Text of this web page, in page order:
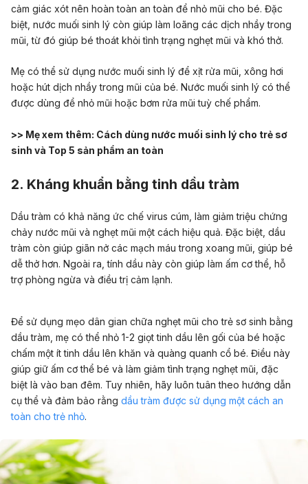
cảm giác xót nên hoàn toàn an toàn để nhỏ mũi cho bé. Đặc
biệt, nước muối sinh lý còn giúp làm loãng các dịch nhầy trong
mũi, từ đó giúp bé thoát khỏi tình trạng nghẹt mũi và khó thở.
Mẹ có thể sử dụng nước muối sinh lý để xịt rửa mũi, xông hơi
hoặc hút dịch nhầy trong mũi của bé. Nước muối sinh lý có thể
được dùng để nhỏ mũi hoặc bơm rửa mũi tuỳ chế phẩm.
>> Mẹ xem thêm: Cách dùng nước muối sinh lý cho trẻ sơ
sinh và Top 5 sản phẩm an toàn
2. Kháng khuẩn bằng tinh dầu tràm
Dầu tràm có khả năng ức chế virus cúm, làm giảm triệu chứng
chảy nước mũi và nghẹt mũi một cách hiệu quả. Đặc biệt, dầu
tràm còn giúp giãn nở các mạch máu trong xoang mũi, giúp bé
dễ thở hơn. Ngoài ra, tính dầu này còn giúp làm ấm cơ thể, hỗ
trợ phòng ngừa và điều trị cảm lạnh.
Để sử dụng mẹo dân gian chữa nghẹt mũi cho trẻ sơ sinh bằng
dầu tràm, mẹ có thể nhỏ 1-2 giọt tinh dầu lên gối của bé hoặc
chấm một ít tinh dầu lên khăn và quàng quanh cổ bé. Điều này
giúp giữ ấm cơ thể bé và làm giảm tình trạng nghẹt mũi, đặc
biệt là vào ban đêm. Tuy nhiên, hãy luôn tuân theo hướng dẫn
cụ thể và đảm bảo rằng dầu tràm được sử dụng một cách an
toàn cho trẻ nhỏ.